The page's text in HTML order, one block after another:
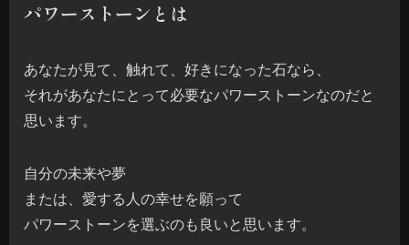
パワーストーンとは
あなたが見て、触れて、好きになった石なら、
それがあなたにとって必要なパワーストーンなのだと
思います。
自分の未来や夢
または、愛する人の幸せを願って
パワーストーンを選ぶのも良いと思います。